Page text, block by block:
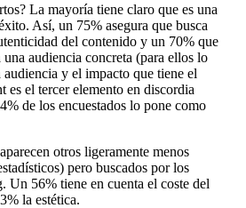
La mayoría tiene claro que es una
Así, un 75% asegura que busca
del contenido y un 70% que
audiencia concreta (para ellos lo
y el impacto que tiene el
es el tercer elemento en discordia
de los encuestados lo pone como
otros ligeramente menos
pero buscados por los
Un 56% tiene en cuenta el coste del
la estética.